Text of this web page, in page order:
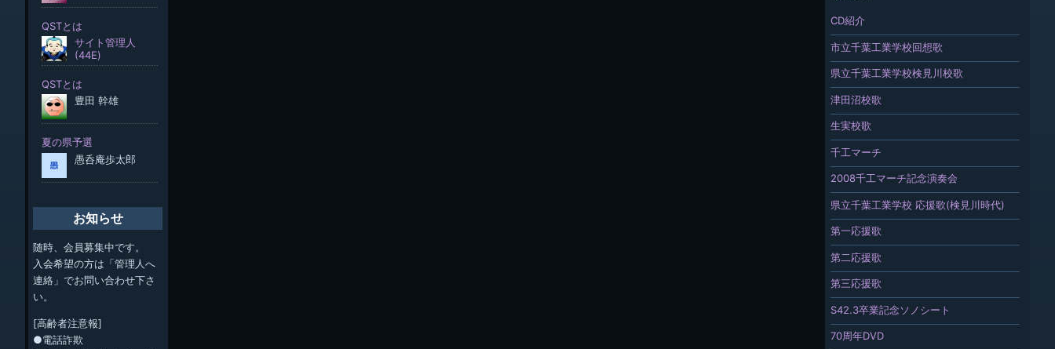
CD紹介
市立千葉工業学校回想歌
県立千葉工業学校検見川校歌
津田沼校歌
生実校歌
千工マーチ
2008千工マーチ記念演奏会
県立千葉工業学校 応援歌(検見川時代)
第一応援歌
第二応援歌
第三応援歌
S42.3卒業記念ソノシート
70周年DVD
お知らせ
随時、会員募集中です。
入会希望の方は「管理人へ
連絡」でお問い合わせ下さ
い。
[高齢者注意報]
●電話詐欺